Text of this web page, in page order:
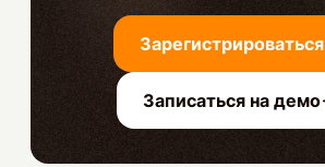
Зарегистрироваться
Записаться на демо